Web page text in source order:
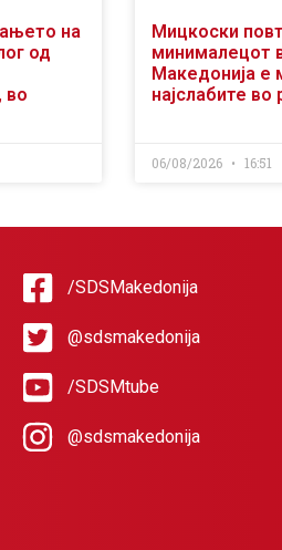
на
од
во
Мицкоски
минималецот
Македонија е
најслабите во
06/08/2026 16:51
/SDSMakedonija
@sdsmakedonija
/SDSMtube
@sdsmakedonija